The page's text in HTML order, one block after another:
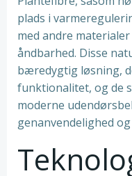
plads i
med andre
åndbarhed. Disse
bæredygtig løsning,
funktionalitet, og de
moderne
genanvendelighed